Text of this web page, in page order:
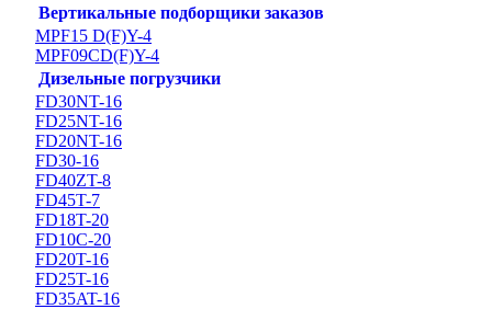
Вертикальные подборщики заказов
MPF15 D(F)Y-4
MPF09CD(F)Y-4
Дизельные погрузчики
FD30NT-16
FD25NT-16
FD20NT-16
FD30-16
FD40ZT-8
FD45T-7
FD18T-20
FD10C-20
FD20T-16
FD25T-16
FD35AT-16